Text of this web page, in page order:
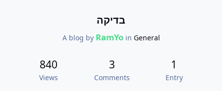
בדיקה
A blog by RamYoin General
1
Entry
3
Comments
840
Views